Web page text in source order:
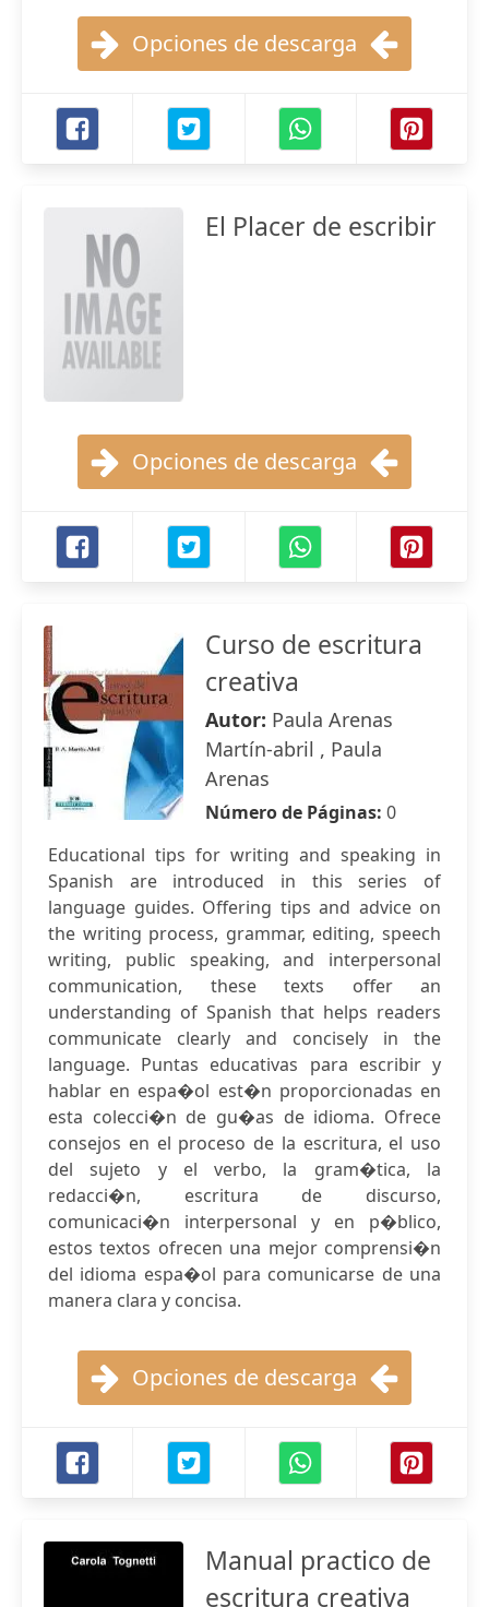
Opciones de descarga
El Placer de escribir
Opciones de descarga
Curso de escritura
creativa
Autor: Paula Arenas
Martín-abril , Paula
Arenas
Número de Páginas: 0
Educational tips for writing and speaking in
Spanish are introduced in this series of
language guides. Offering tips and advice on
the writing process, grammar, editing, speech
writing, public speaking, and interpersonal
communication, these texts offer an
understanding of Spanish that helps readers
communicate clearly and concisely in the
language. Puntas educativas para escribir y
hablar en espa�ol est�n proporcionadas en
esta colecci�n de gu�as de idioma. Ofrece
consejos en el proceso de la escritura, el uso
del sujeto y el verbo, la gram�tica, la
redacci�n, escritura de discurso,
comunicaci�n interpersonal y en p�blico,
estos textos ofrecen una mejor comprensi�n
del idioma espa�ol para comunicarse de una
manera clara y concisa.
Opciones de descarga
Manual practico de
escritura creativa